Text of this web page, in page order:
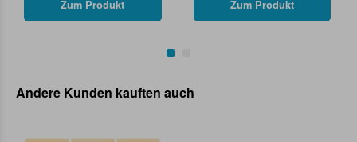
Zum Produkt Zum Produkt
Andere Kunden kauften auch